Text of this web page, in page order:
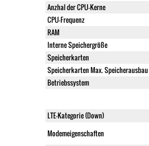
Anzhal der CPU-Kerne
CPU-Frequenz
RAM
Interne Speichergröße
Speicherkarten
Speicherkarten Max. Speicherausbau
Betriebssystem
LTE-Kategorie (Down)
Modemeigenschaften